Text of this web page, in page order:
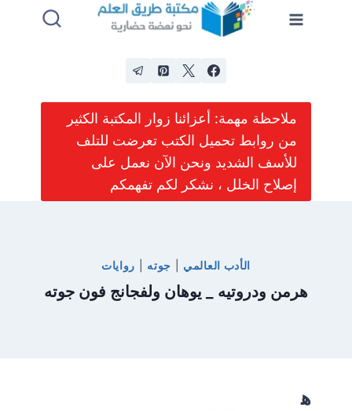
ملاحظة مهمة: أعزائنا زوار المكتبة الكثير
من روابط تحميل الكتب تعرضت للتلف
للأسف الشديد ونحن الآن نعمل على
إصلاح الخلل ، نشكر لكم تفهمكم
الأدب العالمي جوته روايات
هرمن ودروتيه _ يوهان ولفجانج فون جوته
ه